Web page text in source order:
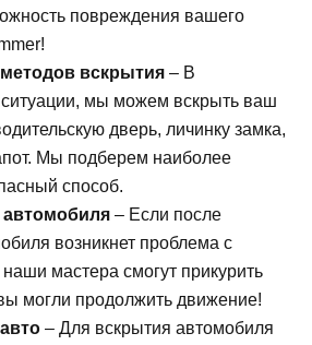
повреждения вашего
вскрытия – В
ситуации, мы можем вскрыть ваш
дверь, личинку замка,
Мы подберем наиболее
способ.
автомобиля – Если после
возникнет проблема с
мастера смогут прикурить
могли продолжить движение!
– Для вскрытия автомобиля